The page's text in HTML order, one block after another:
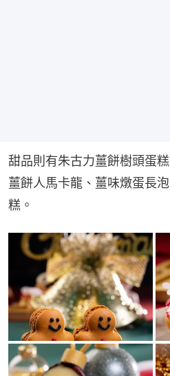
甜品則有朱古力薑餅樹頭蛋
薑餅人馬卡龍、薑味燉蛋長
糕。